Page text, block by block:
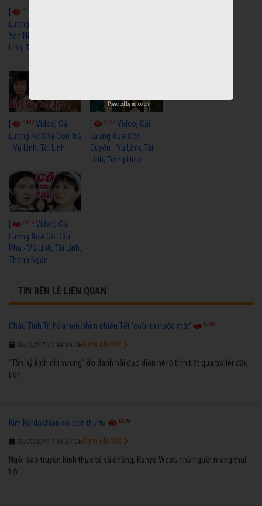
4112
Lương Xưa Hãy Ngủ
Yên Niềm Đau - Vũ
Linh, Tài Linh
4430 Video] Cải
Lương Nợ Cha Con Trả
- Vũ Linh, Tài Linh
3597Video] Cải
Lương Xưa Còn
Duyên - Vũ Linh, Tài
Linh, Trọng Hữu
[ 4010 Video] Cải
Lương Xưa Cô Dâu
Phụ - Vũ Linh, Tài Linh,
Thanh Ngân
TIN BÊN LỀ LIÊN QUAN
Châu Tinh Trì hứa hẹn phim chiếu Tết 'cười ra nước mắt' 6760
03/01/2019 2:04:06 CH
"Tân hỷ kịch chi vương" do danh hài đạo diễn hé lộ tình tiết qua trailer đầu
tiên.
Xem chi tiết
Kim Kardashian có con thứ tư 6259
03/01/2019 1:03:37 CH
Ngôi sao truyền hình thực tế và chồng, Kanye West, nhờ người mang thai
hộ.
Xem chi tiết
Powered by netcore.vn